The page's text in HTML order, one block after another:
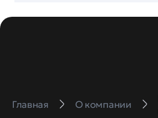
Главная О компании